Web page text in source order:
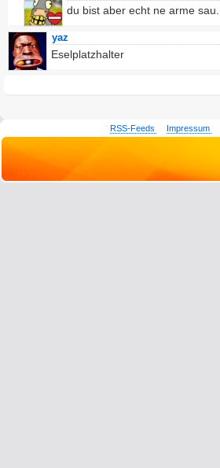
du bist aber echt ne arme sau...
yaz
Eselplatzhalter
RSS-Feeds Impressum